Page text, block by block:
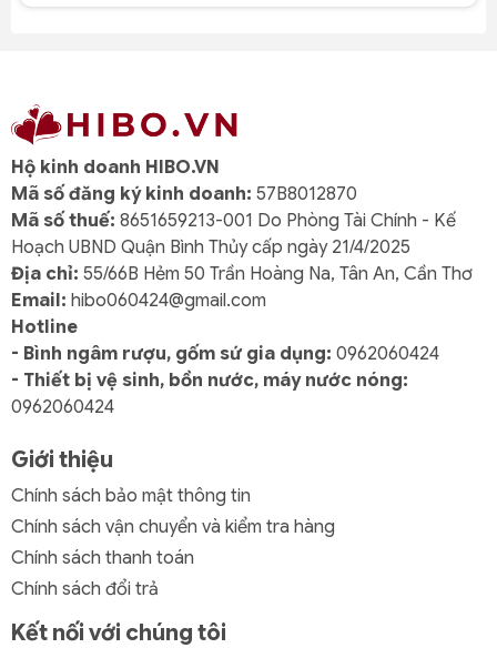
Hộ kinh doanh HIBO.VN
Mã số đăng ký kinh doanh: 57B8012870
Mã số thuế: 8651659213-001 Do Phòng Tài Chính - Kế
Hoạch UBND Quận Bình Thủy cấp ngày 21/4/2025
Địa chỉ: 55/66B Hẻm 50 Trần Hoàng Na, Tân An, Cần Thơ
Email: hibo060424@gmail.com
Hotline
- Bình ngâm rượu, gốm sứ gia dụng: 0962060424
- Thiết bị vệ sinh, bồn nước, máy nước nóng:
0962060424
Giới thiệu
Chính sách bảo mật thông tin
Chính sách vận chuyển và kiểm tra hàng
Chính sách thanh toán
Chính sách đổi trả
Kết nối với chúng tôi